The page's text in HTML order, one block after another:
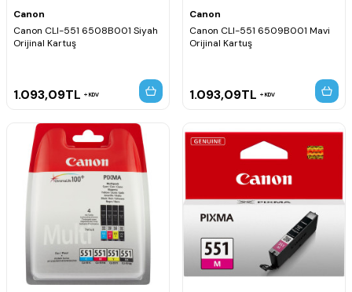
Canon
Canon CLI-551 6508B001 Siyah
Orijinal Kartuş
1.093,09TL KDV
Canon
Canon CLI-551 6509B001 Mavi
Orijinal Kartuş
1.093,09TL KDV